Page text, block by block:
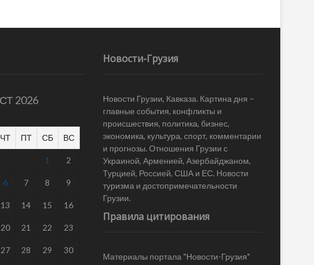
2026
ЧТ ПТ СБ ВС
1 2
6 7 8 9
13 14 15 16
20 21 22 23
27 28 29 30
Новости-Грузия
Новости Грузии, Кавказа. Картина дня –
главные события, конфликты и
происшествия, политика, бизнес,
экономика, культура, спорт, комментарии
и прогнозы. Отношения Грузии с
Украиной, Арменией, Азербайджаном,
Турцией, Россией, США и ЕС. Новости
туризма и достопримечательности
Грузии.
Правила цитирования
Материалы портала "Новости-Грузия"